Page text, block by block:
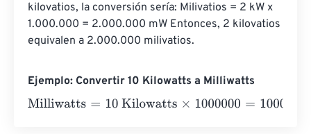
kilovatios, la conversión sería: Milivatios = 2 kW x
1.000.000 = 2.000.000 mW Entonces, 2 kilovatios
equivalen a 2.000.000 milivatios.
Ejemplo: Convertir 10 Kilowatts a Milliwatts
Milliwatts=10 Kilowatts×1000000 =10000000 Milliwatts